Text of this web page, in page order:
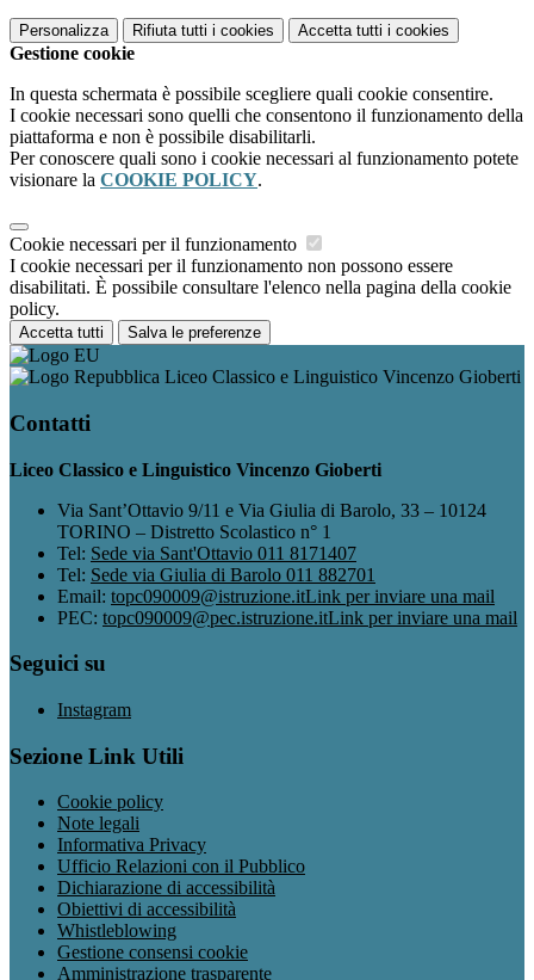
Personalizza Rifiuta tutti i cookies Accetta tutti i cookies
Gestione cookie
In questa schermata è possibile scegliere quali cookie consentire.
I cookie necessari sono quelli che consentono il funzionamento della
piattaforma e non è possibile disabilitarli.
Per conoscere quali sono i cookie necessari al funzionamento potete
visionare la COOKIE POLICY.
Cookie necessari per il funzionamento
I cookie necessari per il funzionamento non possono essere
disabilitati. È possibile consultare l'elenco nella pagina della cookie
policy.
Accetta tutti Salva le preferenze
Liceo Classico e Linguistico Vincenzo Gioberti
Contatti
Liceo Classico e Linguistico Vincenzo Gioberti
Via Sant’Ottavio 9/11 e Via Giulia di Barolo, 33 – 10124
TORINO – Distretto Scolastico n° 1
Tel: Sede via Sant'Ottavio 011 8171407
Tel: Sede via Giulia di Barolo 011 882701
Email: topc090009@istruzione.itLink per inviare una mail
PEC: topc090009@pec.istruzione.itLink per inviare una mail
Seguici su
Instagram
Sezione Link Utili
Cookie policy
Note legali
Informativa Privacy
Ufficio Relazioni con il Pubblico
Dichiarazione di accessibilità
Obiettivi di accessibilità
Whistleblowing
Gestione consensi cookie
Amministrazione trasparente